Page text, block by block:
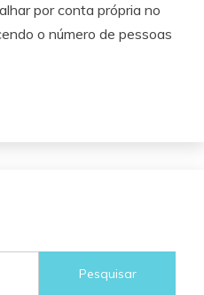
por conta própria no
o número de pessoas